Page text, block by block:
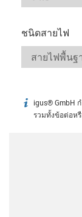
ชนิดสายไฟ
igus-icon-info
igus® GmbH
รวมทั้งข้อต่อห